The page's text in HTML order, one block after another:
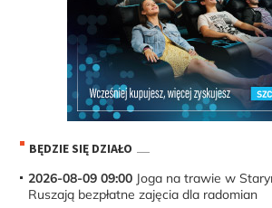
BĘDZIE SIĘ DZIAŁO
2026-08-09 09:00 Joga na trawie w
Ruszają bezpłatne zajęcia dla radomian